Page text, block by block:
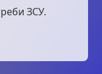
ЗСУ.